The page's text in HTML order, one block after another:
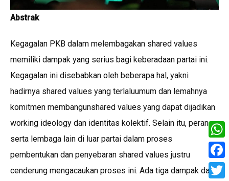
Abstrak
Kegagalan PKB dalam melembagakan shared values
memiliki dampak yang serius bagi keberadaan partai ini.
Kegagalan ini disebabkan oleh beberapa hal, yakni
hadirnya shared values yang terlaluumum dan lemahnya
komitmen membangunshared values yang dapat dijadikan
working ideology dan identitas kolektif. Selain itu, peran
serta lembaga lain di luar partai dalam proses
pembentukan dan penyebaran shared values justru
cenderung mengacaukan proses ini. Ada tiga dampak dari